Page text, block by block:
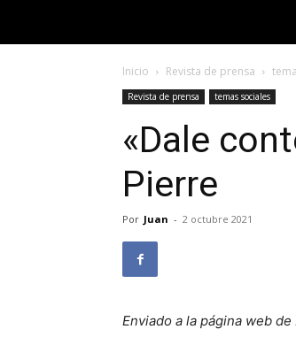
Inicio Revista de prensa
Revista de prensa temas sociales
«Dale
Pierre
Por Juan - 2 octubre 2021
Enviado a la página web